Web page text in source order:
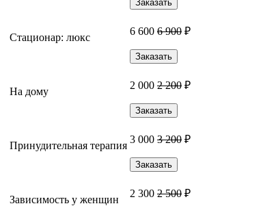
Заказать
Стационар: люкс
6 600 6 900 ₽
Заказать
На дому
2 000 2 200 ₽
Заказать
Принудительная терапия
3 000 3 200 ₽
Заказать
Зависимость у женщин
2 300 2 500 ₽